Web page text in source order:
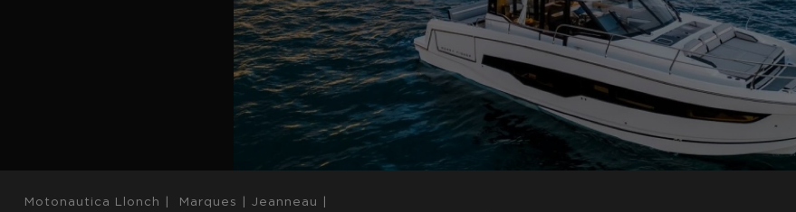
Motonautica Llonch Marques Jeanneau